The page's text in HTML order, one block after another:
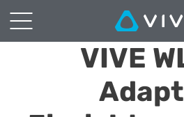
Den
WLAN
Adapter
VIVE